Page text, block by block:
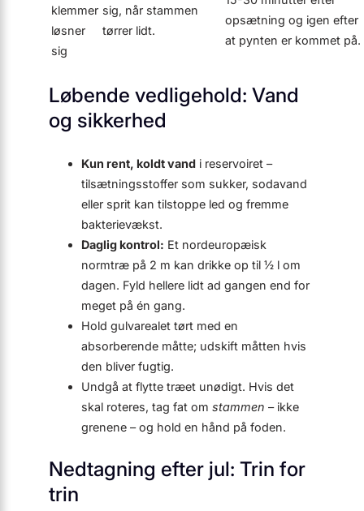
klemmer
løsner
sig
sig, når stammen
tørrer lidt.
opsætning og igen efter
at pynten er kommet på.
Løbende vedligehold: Vand
og sikkerhed
Kun rent, koldt vand i reservoiret –
tilsætningsstoffer som sukker, sodavand
eller sprit kan tilstoppe led og fremme
bakterievækst.
Daglig kontrol: Et nordeuropæisk
normtræ på 2 m kan drikke op til ½ l om
dagen. Fyld hellere lidt ad gangen end for
meget på én gang.
Hold gulvarealet tørt med en
absorberende måtte; udskift måtten hvis
den bliver fugtig.
Undgå at flytte træet unødigt. Hvis det
skal roteres, tag fat om stammen – ikke
grenene – og hold en hånd på foden.
Nedtagning efter jul: Trin for
trin